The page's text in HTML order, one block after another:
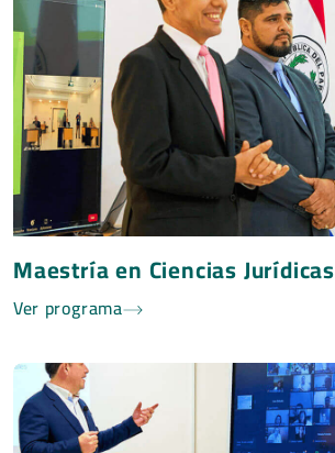
Maestría en Ciencias Jurídicas
Ver programa